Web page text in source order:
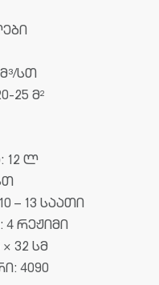
სთ
25 მ²
12 ლ
– 13 საათი
რეჟიმი
32 სმ
4090